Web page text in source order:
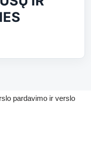
pardavimo ir verslo